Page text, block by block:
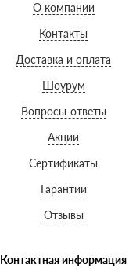
О компании
Контакты
Доставка и оплата
Шоурум
Вопросы-ответы
Акции
Сертификаты
Гарантии
Отзывы
Контактная информация